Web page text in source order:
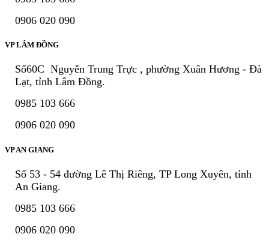
0906 020 090
VP LÂM ĐỒNG
Số60C Nguyễn Trung Trực , phường Xuân Hương - Đà
Lạt, tỉnh Lâm Đồng.
0985 103 666
0906 020 090
VP AN GIANG
Số 53 - 54 đường Lê Thị Riêng, TP Long Xuyên, tỉnh
An Giang.
0985 103 666
0906 020 090